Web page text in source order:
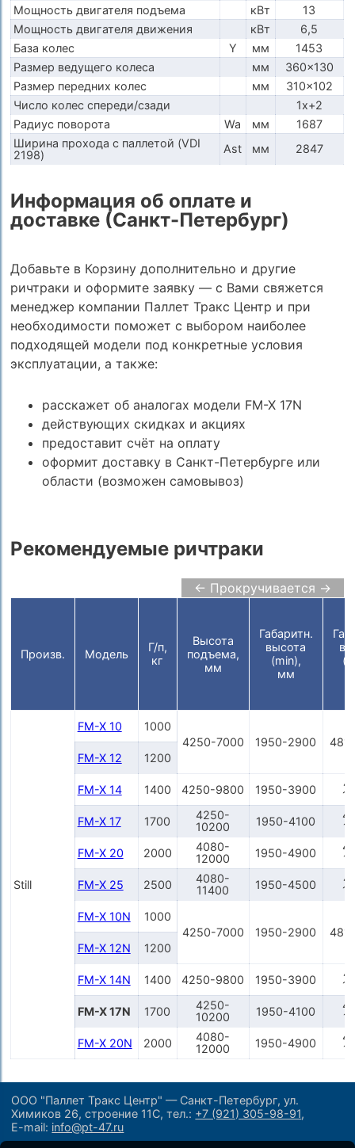
Мощность двигателя подъема
кВт
13
Мощность двигателя движения
кВт
6,5
База колес
Y мм
1453
Размер ведущего колеса
мм
360x130
Размер передних колес
мм
310x102
Число колес спереди/сзади
1x+2
Радиус поворота
Wa мм
1687
Ширина прохода с паллетой (VDI
2198)
Ast мм 2847
Информация об оплате и
доставке (Санкт-Петербург)
Добавьте в Корзину дополнительно и другие
ричтраки и оформите заявку — с Вами свяжется
менеджер компании Паллет Тракс Центр и при
необходимости поможет с выбором наиболее
подходящей модели под конкретные условия
эксплуатации, а также:
расскажет об аналогах модели FM-X 17N
действующих скидках и акциях
предоставит счёт на оплату
оформит доставку в Санкт-Петербурге или
области (возможен самовывоз)
Рекомендуемые ричтраки
← Прокручивается →
Произв. Модель
Г/п,
кг
Высота
подъема,
мм
Габаритн.
высота
(min),
мм
Still
FM-X 10
1000
4250-7000
1950-2900
FM-X 12
1200
FM-X 14 1400 4250-9800 1950-3900
FM-X 17
1700
4250-
10200
1950-4100
FM-X 20
2000
4080-
12000
1950-4900
FM-X 25
2500
4080-
11400
1950-4500
FM-X 10N
1000
4250-7000
1950-2900
FM-X 12N
1200
FM-X 14N 1400 4250-9800 1950-3900
FM-X 17N
1700
4250-
10200
1950-4100
FM-X 20N
2000
4080-
12000
1950-4900
ООО "Паллет Тракс Центр" — Санкт-Петербург, ул.
Химиков 26, строение 11С,тел.: +7 (921) 305-98-91,
E-mail: info@pt-47.ru